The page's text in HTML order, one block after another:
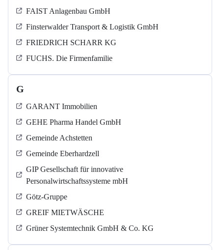
FAIST Anlagenbau GmbH
Finsterwalder Transport & Logistik GmbH
FRIEDRICH SCHARR KG
FUCHS. Die Firmenfamilie
G
GARANT Immobilien
GEHE Pharma Handel GmbH
Gemeinde Achstetten
Gemeinde Eberhardzell
GIP Gesellschaft für innovative
Personalwirtschaftssysteme mbH
Götz-Gruppe
GREIF MIETWÄSCHE
Grüner Systemtechnik GmbH & Co. KG